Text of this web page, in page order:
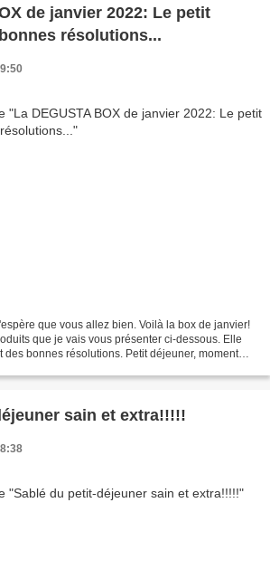
de janvier 2022: Le petit
résolutions...
que vous allez bien. Voilà la box de janvier!
que je vais vous présenter ci-dessous. Elle
des bonnes résolutions. Petit déjeuner, moment
sain et extra!!!!!